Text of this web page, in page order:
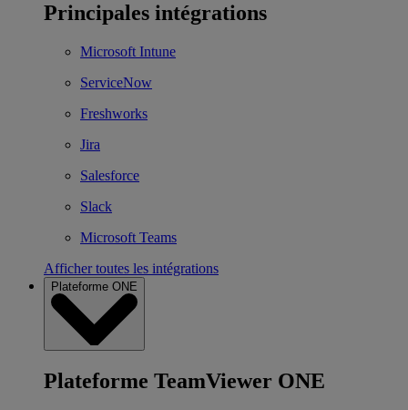
Principales intégrations
Microsoft Intune
ServiceNow
Freshworks
Jira
Salesforce
Slack
Microsoft Teams
Afficher toutes les intégrations
Plateforme ONE
Plateforme TeamViewer ONE